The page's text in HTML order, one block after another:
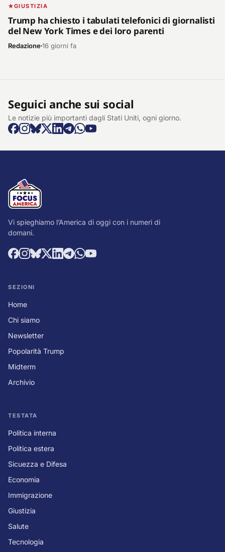
GIUSTIZIA
Trump ha chiesto i tabulati telefonici di giornalisti
del New York Times e dei loro parenti
Redazione16 giorni fa
Seguici anche sui social
Le notizie più importanti dagli Stati Uniti, ogni giorno.
Vi spieghiamo l’America di oggi con i numeri di
domani.
SEZIONI
Home
Chi siamo
Newsletter
Popolarità Trump
Midterm
Archivio
TESTATA
Politica interna
Politica estera
Sicuezza e Difesa
Economia
Immigrazione
Giustizia
Salute
Tecnologia